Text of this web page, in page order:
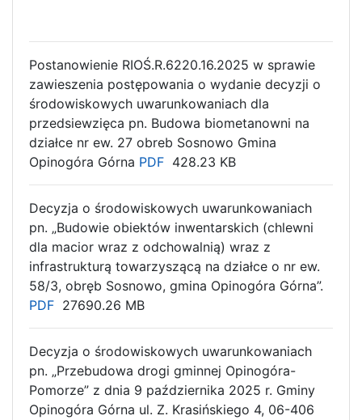
Postanowienie RIOŚ.R.6220.16.2025 w sprawie
zawieszenia postępowania o wydanie decyzji o
środowiskowych uwarunkowaniach dla
przedsiewzięca pn. Budowa biometanowni na
działce nr ew. 27 obreb Sosnowo Gmina
Opinogóra Górna PDF 428.23 KB
Decyzja o środowiskowych uwarunkowaniach
pn. „Budowie obiektów inwentarskich (chlewni
dla macior wraz z odchowalnią) wraz z
infrastrukturą towarzyszącą na działce o nr ew.
58/3, obręb Sosnowo, gmina Opinogóra Górna”.
PDF 27690.26 MB
Decyzja o środowiskowych uwarunkowaniach
pn. „Przebudowa drogi gminnej Opinogóra-
Pomorze” z dnia 9 października 2025 r. Gminy
Opinogóra Górna ul. Z. Krasińskiego 4, 06-406